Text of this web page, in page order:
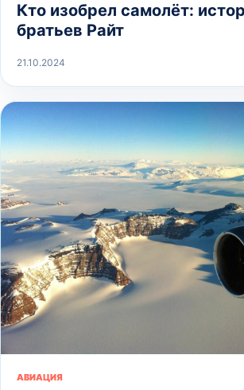
Кто изобрел самолёт:
братьев Райт
21.10.2024
АВИАЦИЯ